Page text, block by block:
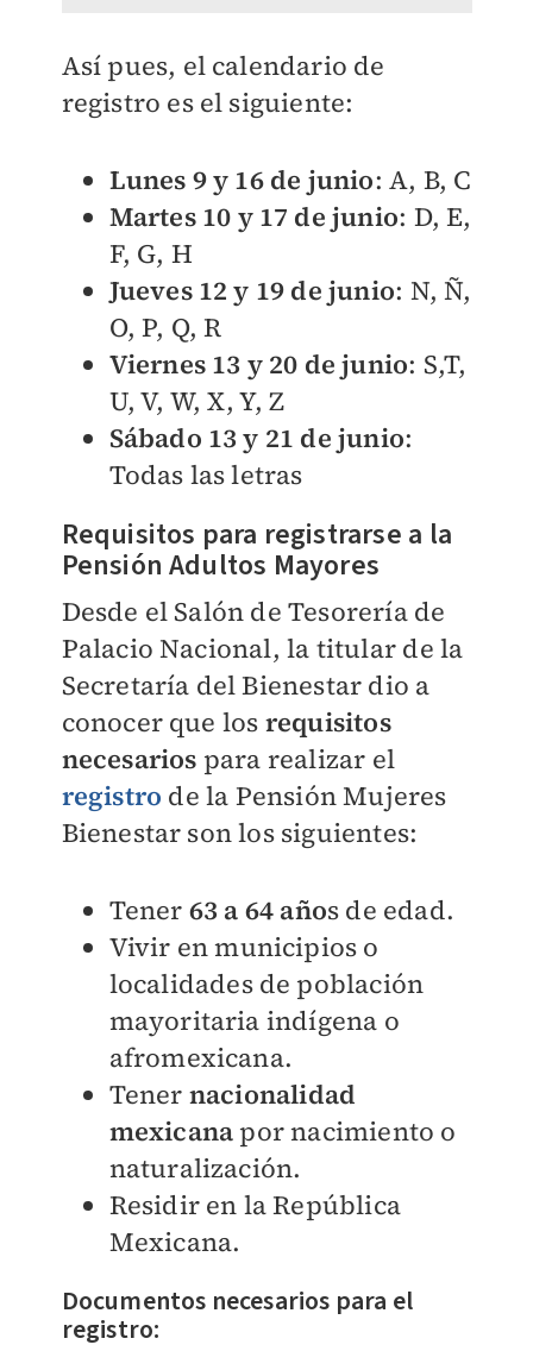
Así pues, el calendario de
registro es el siguiente:
Lunes 9 y 16 de junio: A, B, C
Martes 10 y 17 de junio: D, E,
F, G, H
Jueves 12 y 19 de junio: N, Ñ,
O, P, Q, R
Viernes 13 y 20 de junio: S,T,
U, V, W, X, Y, Z
Sábado 13 y 21 de junio:
Todas las letras
Requisitos para registrarse a la
Pensión Adultos Mayores
Desde el Salón de Tesorería de
Palacio Nacional, la titular de la
Secretaría del Bienestar dio a
conocer que los requisitos
necesarios para realizar el
registro de la Pensión Mujeres
Bienestar son los siguientes:
Tener 63 a 64 años de edad.
Vivir en municipios o
localidades de población
mayoritaria indígena o
afromexicana.
Tener nacionalidad
mexicana por nacimiento o
naturalización.
Residir en la República
Mexicana.
Documentos necesarios para el
registro: